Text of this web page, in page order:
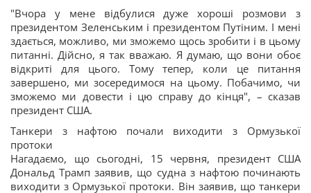
"Вчора у мене відбулися дуже хороші розмови з
президентом Зеленським і президентом Путіним. І мені
здається, можливо, ми зможемо щось зробити і в цьому
питанні. Дійсно, я так вважаю. Я думаю, що вони обоє
відкриті для цього. Тому тепер, коли це питання
завершено, ми зосередимося на цьому. Побачимо, чи
зможемо ми довести і цю справу до кінця", – сказав
президент США.
Танкери з нафтою почали виходити з Ормузької
протоки
Нагадаємо, що сьогодні, 15 червня, президент США
Дональд Трамп заявив, що судна з нафтою починають
виходити з Ормузької протоки. Він заявив, що танкери